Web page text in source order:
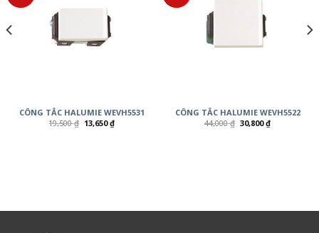
CÔNG TẮC HALUMIE WEVH5531
19,500₫ 13,650₫
CÔNG TẮC HALUMIE WEVH5522
44,000₫ 30,800₫